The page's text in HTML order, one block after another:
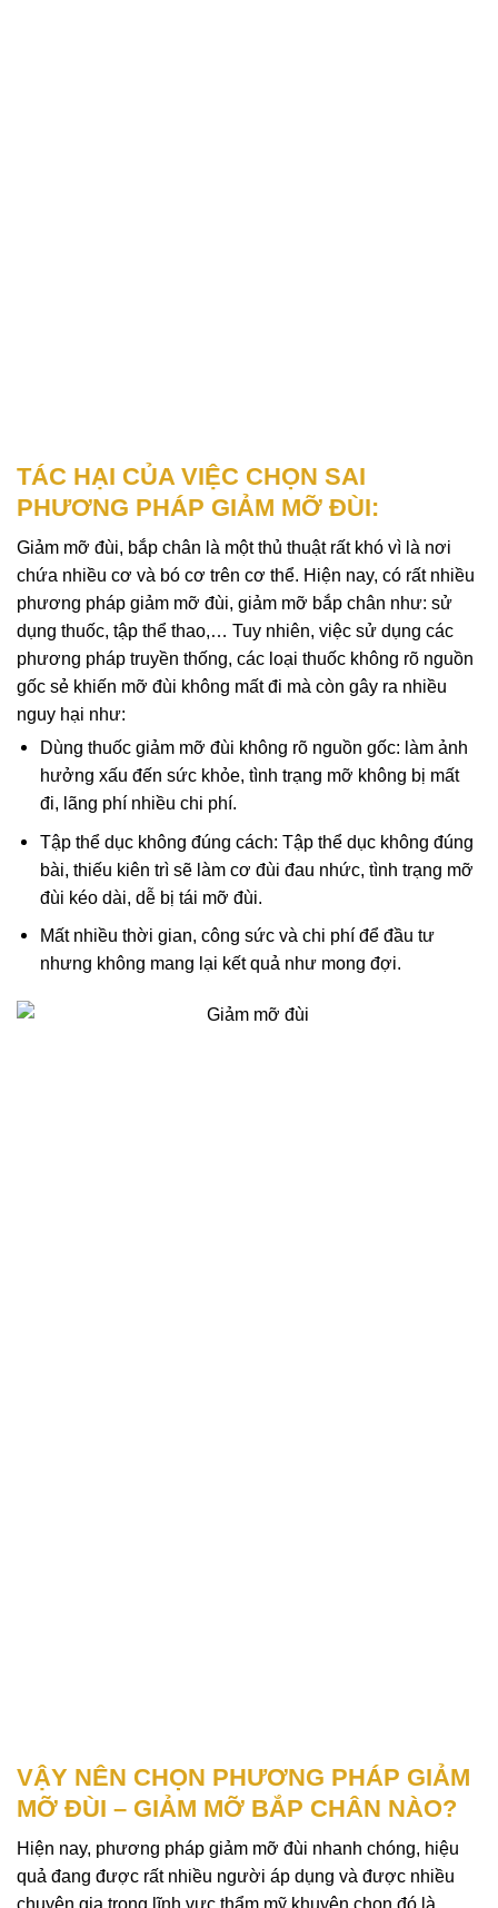
TÁC HẠI CỦA VIỆC CHỌN SAI
PHƯƠNG PHÁP GIẢM MỠ ĐÙI:
Giảm mỡ đùi, bắp chân là một thủ thuật rất khó vì là nơi
chứa nhiều cơ và bó cơ trên cơ thể. Hiện nay, có rất nhiều
phương pháp giảm mỡ đùi, giảm mỡ bắp chân như: sử
dụng thuốc, tập thể thao,… Tuy nhiên, việc sử dụng các
phương pháp truyền thống, các loại thuốc không rõ nguồn
gốc sẻ khiến mỡ đùi không mất đi mà còn gây ra nhiều
nguy hại như:
Dùng thuốc giảm mỡ đùi không rõ nguồn gốc: làm ảnh
hưởng xấu đến sức khỏe, tình trạng mỡ không bị mất
đi, lãng phí nhiều chi phí.
Tập thể dục không đúng cách: Tập thể dục không đúng
bài, thiếu kiên trì sẽ làm cơ đùi đau nhức, tình trạng mỡ
đùi kéo dài, dễ bị tái mỡ đùi.
Mất nhiều thời gian, công sức và chi phí để đầu tư
nhưng không mang lại kết quả như mong đợi.
VẬY NÊN CHỌN PHƯƠNG PHÁP GIẢM
MỠ ĐÙI – GIẢM MỠ BẮP CHÂN NÀO?
Hiện nay, phương pháp giảm mỡ đùi nhanh chóng, hiệu
quả đang được rất nhiều người áp dụng và được nhiều